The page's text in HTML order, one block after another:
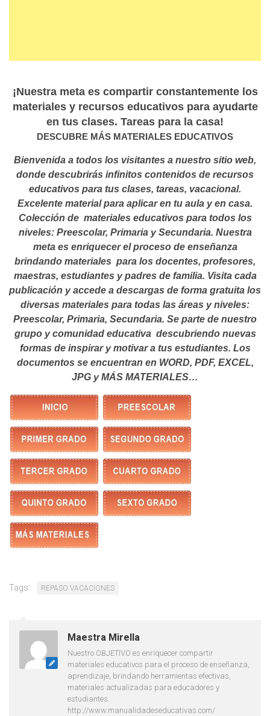
¡Nuestra meta es compartir constantemente los
materiales y recursos educativos para ayudarte
en tus clases. Tareas para la casa!
DESCUBRE MÁS MATERIALES EDUCATIVOS
Bienvenida a todos los visitantes a nuestro sitio web,
donde descubrirás infinitos contenidos de recursos
educativos para tus clases, tareas, vacacional.
Excelente material para aplicar en tu aula y en casa.
Colección de materiales educativos para todos los
niveles: Preescolar, Primaria y Secundaria. Nuestra
meta es enriquecer el proceso de enseñanza
brindando materiales para los docentes, profesores,
maestras, estudiantes y padres de familia. Visita cada
publicación y accede a descargas de forma gratuita los
diversas materiales para todas las áreas y niveles:
Preescolar, Primaria, Secundaria. Se parte de nuestro
grupo y comunidad educativa descubriendo nuevas
formas de inspirar y motivar a tus estudiantes. Los
documentos se encuentran en WORD, PDF, EXCEL,
JPG y MÁS MATERIALES…
Tags: REPASO VACACIONES
Maestra Mirella
Nuestro OBJETIVO es enriquecer compartir
materiales educativos para el proceso de enseñanza,
aprendizaje, brindando herramientas efectivas,
materiales actualizadas para educadores y
estudiantes.
http://www.manualidadeseducativas.com/